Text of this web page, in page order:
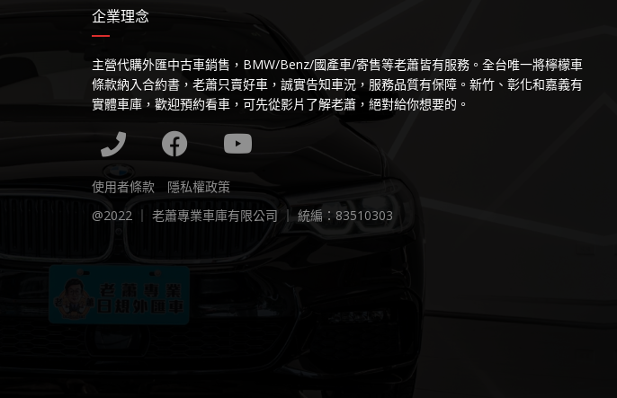
企業理念
主營代購外匯中古車銷售，BMW/Benz/國產車/寄售等老蕭皆有服務。全台唯一將檸檬車
條款納入合約書，老蕭只賣好車，誠實告知車況，服務品質有保障。新竹、彰化和嘉義有
實體車庫，歡迎預約看車，可先從影片了解老蕭，絕對給你想要的。
使用者條款
隱私權政策
@2022 ｜ 老蕭專業車庫有限公司 ｜ 統編：83510303